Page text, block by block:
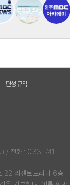
편성규약
) / 전화 : 033-741-
22 리젠트프라자 6층